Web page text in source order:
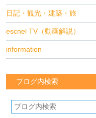
日記・観光・建築・旅
escnel TV（動画解説）
information
ブログ内検索